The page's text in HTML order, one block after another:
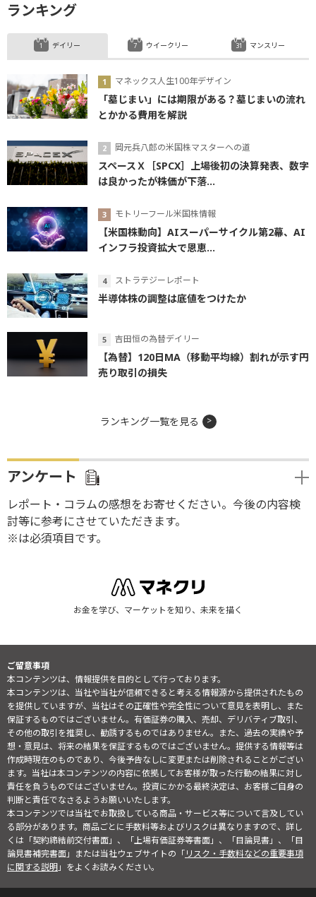
ランキング
デイリー
マネックス人生100年デザイン
「墓じまい」には期限がある？墓じまいの流れ
とかかる費用を解説
岡元兵八郎の米国株マスターへの道
スペースＸ［SPCX］上場後初の決算発表、数字
は良かったが株価が下落...
モトリーフール米国株情報
【米国株動向】AIスーパーサイクル第2幕、AI
インフラ投資拡大で恩恵...
ストラテジーレポート
半導体株の調整は底値をつけたか
吉田恒の為替デイリー
【為替】120日MA（移動平均線）割れが示す円
売り取引の損失
ウイークリー マンスリー
ランキング一覧を見る
アンケート
レポート・コラムの感想をお寄せください。今後の内容検
討等に参考にさせていただきます。
※は必須項目です。
お金を学び、マーケットを知り、未来を描く
ご留意事項
本コンテンツは、情報提供を目的として行っております。
本コンテンツは、当社や当社が信頼できると考える情報源から提供されたもの
を提供していますが、当社はその正確性や完全性について意見を表明し、また
保証するものではございません。有価証券の購入、売却、デリバティブ取引、
その他の取引を推奨し、勧誘するものではありません。また、過去の実績や予
想・意見は、将来の結果を保証するものではございません。提供する情報等は
作成時現在のものであり、今後予告なしに変更または削除されることがござい
ます。当社は本コンテンツの内容に依拠してお客様が取った行動の結果に対し
責任を負うものではございません。投資にかかる最終決定は、お客様ご自身の
判断と責任でなさるようお願いいたします。
本コンテンツでは当社でお取扱している商品・サービス等について言及してい
る部分があります。商品ごとに手数料等およびリスクは異なりますので、詳し
くは「契約締結前交付書面」、「上場有価証券等書面」、「目論見書」、「目
論見書補完書面」または当社ウェブサイトの「リスク・手数料などの重要事項
に関する説明」をよくお読みください。